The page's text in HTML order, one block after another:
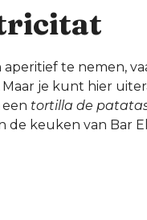
te nemen,
je kunt hier
tortilla de
de keuken van Bar